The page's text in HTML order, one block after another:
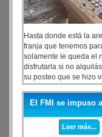
Hasta donde está la
franja que tenemos
solamente le queda el
disfrutarla si no
su posteo que se hizo
verano resurgen los
espacios públicos en
carpas de las
las unidades turísticas
agua todo el tiempo.
El FMI se impuso
Leer más...